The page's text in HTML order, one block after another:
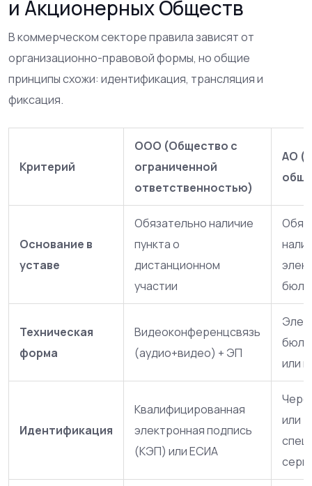
и Акционерных Обществ
В коммерческом секторе правила зависят от
организационно-правовой формы, но общие
принципы схожи: идентификация, трансляция и
фиксация.
Критерий
ООО (Общество с
ограниченной
ответственностью)
АО
Основание в
уставе
Обязательно наличие
пункта о
дистанционном
участии
Техническая
форма
Видеоконференцсвязь
(аудио+видео) + ЭП
или
Идентификация
Квалифицированная
электронная подпись
(КЭП) или ЕСИА
или